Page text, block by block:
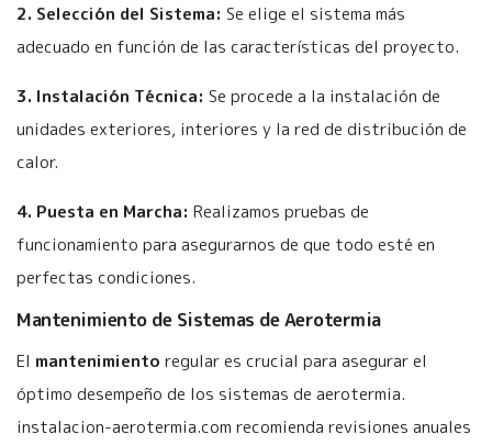
2. Selección del Sistema: Se elige el sistema más
adecuado en función de las características del proyecto.
3. Instalación Técnica: Se procede a la instalación de
unidades exteriores, interiores y la red de distribución de
calor.
4. Puesta en Marcha: Realizamos pruebas de
funcionamiento para asegurarnos de que todo esté en
perfectas condiciones.
Mantenimiento de Sistemas de Aerotermia
El mantenimiento regular es crucial para asegurar el
óptimo desempeño de los sistemas de aerotermia.
instalacion-aerotermia.com recomienda revisiones anuales